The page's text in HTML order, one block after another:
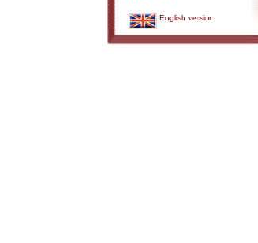
English version